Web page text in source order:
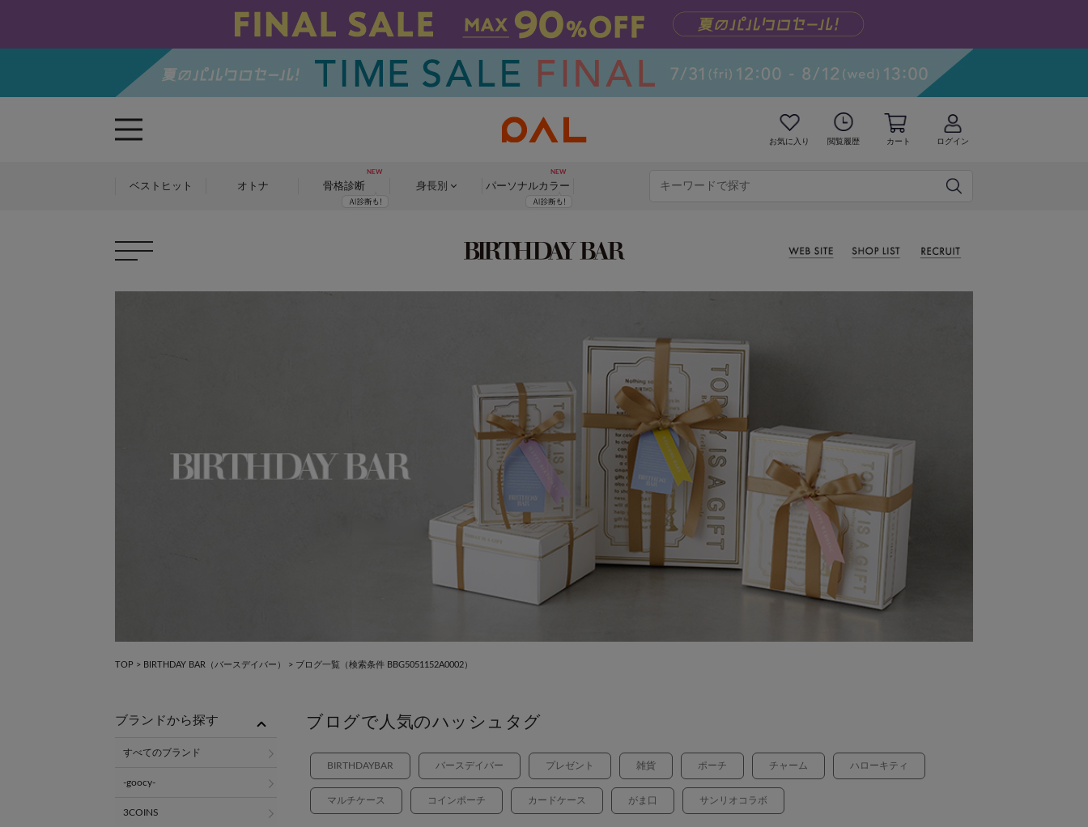
お気に入り 閲覧履歴 カート ログイン
ベストヒット オトナ 骨格診断 身長別 パーソナルカラー
TOP > BIRTHDAY BAR（バースデイバー） > ブログ一覧 （検索条件 BBG5051152A0002）
ブログで人気のハッシュタグ
BIRTHDAYBAR バースデイバー プレゼント 雑貨 ポーチ チャーム ハローキティ
マルチケース コインポーチ カードケース がま口 サンリオコラボ
ブランドから探す
すべてのブランド
-goocy-
3COINS